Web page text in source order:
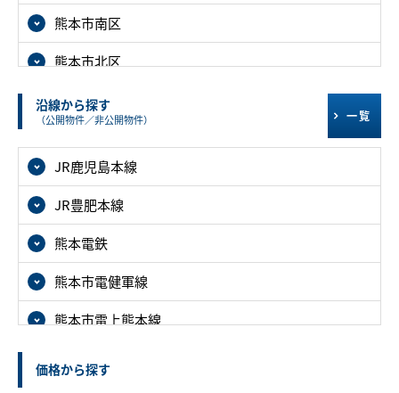
熊本市南区
熊本市北区
沿線から探す
（公開物件／非公開物件） 一覧
JR鹿児島本線
JR豊肥本線
熊本電鉄
熊本市電健軍線
熊本市電上熊本線
価格から探す